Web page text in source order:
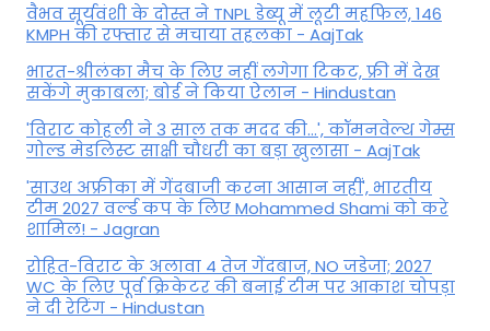
वैभव सूर्यवंशी के दोस्त ने TNPL डेब्यू में लूटी महफिल, 146
KMPH की रफ्तार से मचाया तहलका - AajTak
भारत-श्रीलंका मैच के लिए नहीं लगेगा टिकट, फ्री में देख
सकेंगे मुकाबला; बोर्ड ने किया ऐलान - Hindustan
'विराट कोहली ने 3 साल तक मदद की...', कॉमनवेल्थ गेम्स
गोल्ड मेडलिस्ट साक्षी चौधरी का बड़ा खुलासा - AajTak
'साउथ अफ्रीका में गेंदबाजी करना आसान नहीं', भारतीय
टीम 2027 वर्ल्‍ड कप के लिए Mohammed Shami को करे
शामिल! - Jagran
रोहित-विराट के अलावा 4 तेज गेंदबाज, NO जडेजा; 2027
WC के लिए पूर्व क्रिकेटर की बनाई टीम पर आकाश चोपड़ा
ने दी रेटिंग - Hindustan